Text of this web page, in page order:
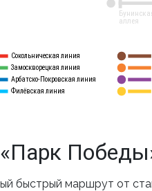
Сокольническая линия
Замоскворецкая линия
Арбатско-Покровская линия
Филёвская линия
аллея
быстрый маршрут от